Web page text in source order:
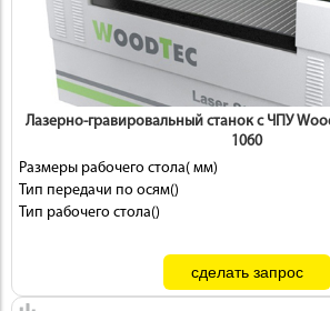
Лазерно-гравировальный станок с ЧПУ
1060
Размеры рабочего стола( мм)
Тип передачи по осям()
Тип рабочего стола()